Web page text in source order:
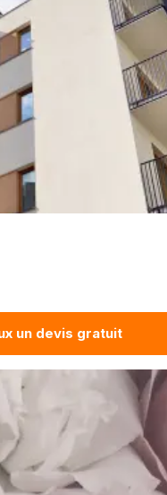
un devis gratuit